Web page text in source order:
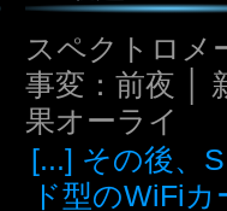
スペクトロメ
事変：前夜 │
果オーライ
[...] その後、
ド型のWiFiカ